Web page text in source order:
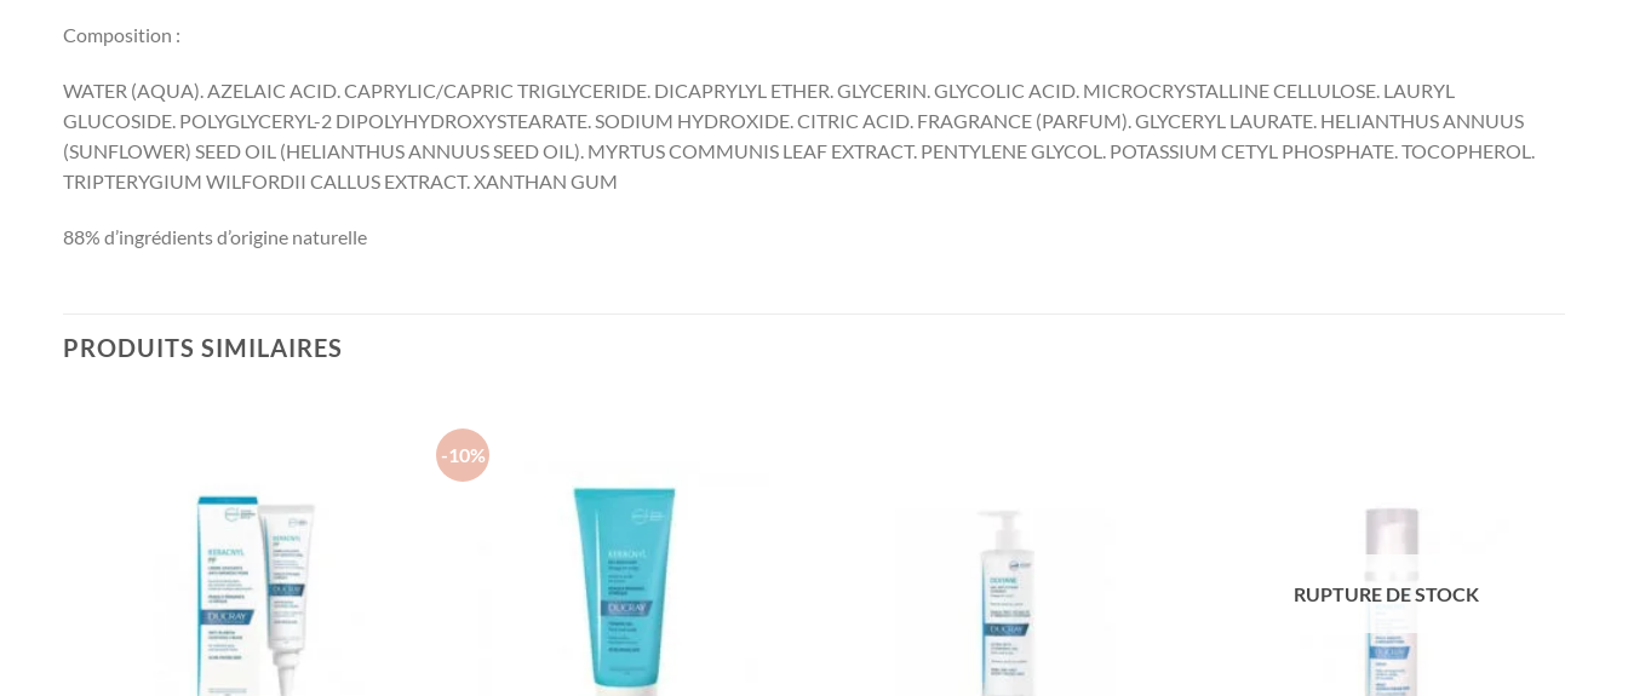
Composition :
WATER (AQUA). AZELAIC ACID. CAPRYLIC/CAPRIC TRIGLYCERIDE. DICAPRYLYL ETHER. GLYCERIN. GLYCOLIC ACID. MICROCRYSTALLINE CELLULOSE. LAURYL
GLUCOSIDE. POLYGLYCERYL-2 DIPOLYHYDROXYSTEARATE. SODIUM HYDROXIDE. CITRIC ACID. FRAGRANCE (PARFUM). GLYCERYL LAURATE. HELIANTHUS ANNUUS
(SUNFLOWER) SEED OIL (HELIANTHUS ANNUUS SEED OIL). MYRTUS COMMUNIS LEAF EXTRACT. PENTYLENE GLYCOL. POTASSIUM CETYL PHOSPHATE. TOCOPHEROL.
TRIPTERYGIUM WILFORDII CALLUS EXTRACT.XANTHAN GUM
88% d’ingrédients d’origine naturelle
PRODUITS SIMILAIRES
-10%
RUPTURE DE STOCK